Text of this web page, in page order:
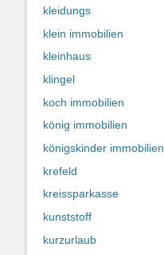
kleidungs
klein immobilien
kleinhaus
klingel
koch immobilien
könig immobilien
königskinder immobilien
krefeld
kreissparkasse
kunststoff
kurzurlaub